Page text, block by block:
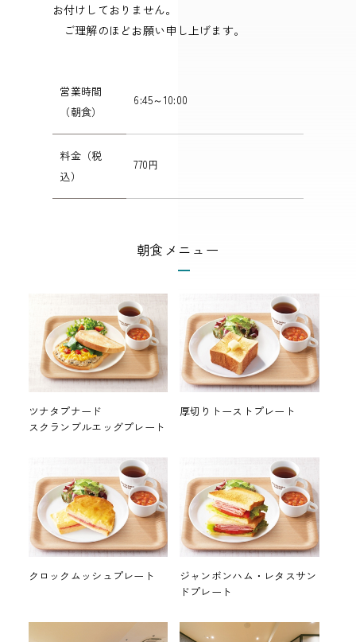
お付けしておりません。
ご理解のほどお願い申し上げます。
営業時間
（朝食）
6:45～10:00
料金（税
込）
770円
朝食メニュー
ツナタプナード
スクランブルエッグプレート
厚切りトーストプレート
クロックムッシュプレート
ジャンボンハム・レタスサン
ドプレート